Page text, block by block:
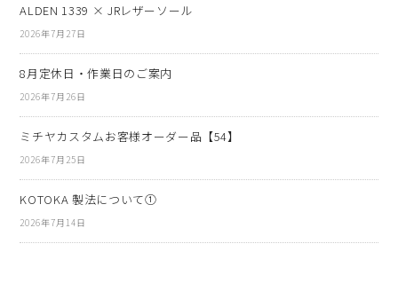
ALDEN 1339 × JRレザーソール
2026年7月27日
8月定休日・作業日のご案内
2026年7月26日
ミチヤカスタムお客様オーダー品【54】
2026年7月25日
KOTOKA 製法について①
2026年7月14日